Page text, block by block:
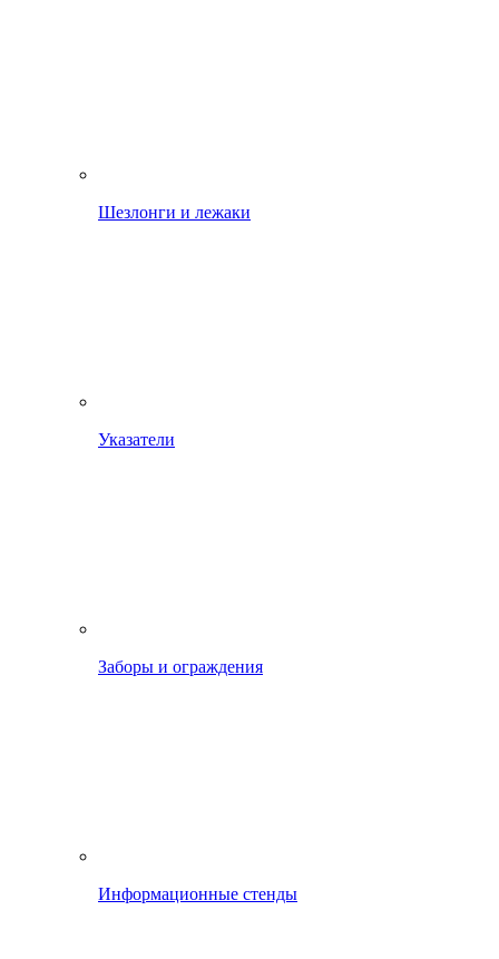
Шезлонги и лежаки
Указатели
Заборы и ограждения
Информационные стенды